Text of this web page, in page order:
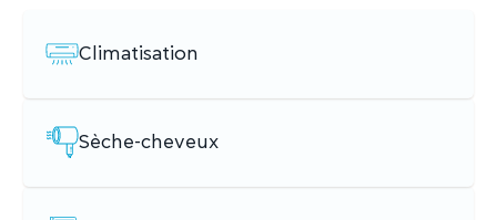
Climatisation
Sèche-cheveux